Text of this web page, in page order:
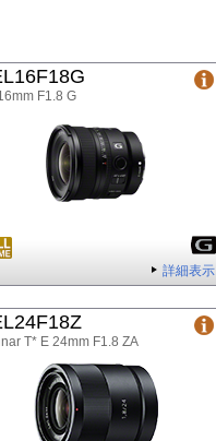
F1.8 G
詳細表示
T* E 24mm F1.8 ZA